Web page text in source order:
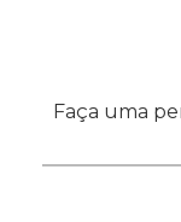
Faça uma